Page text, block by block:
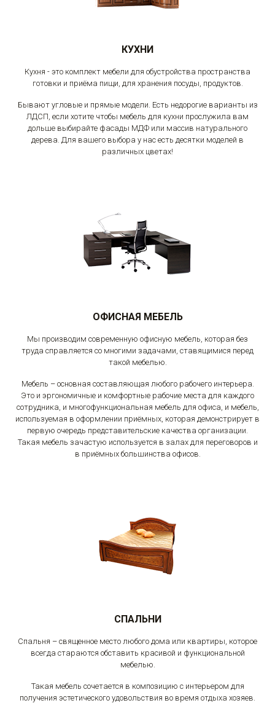
КУХНИ
Кухня - это комплект мебели для обустройства пространства
готовки и приёма пищи, для хранения посуды, продуктов.
Бывают угловые и прямые модели. Есть недорогие варианты из
ЛДСП, если хотите чтобы мебель для кухни прослужила вам
дольше выбирайте фасады МДФ или массив натурального
дерева. Для вашего выбора у нас есть десятки моделей в
различных цветах!
ОФИСНАЯ МЕБЕЛЬ
Мы производим современную офисную мебель, которая без
труда справляется со многими задачами, ставящимися перед
такой мебелью.
Мебель – основная составляющая любого рабочего интерьера.
Это и эргономичные и комфортные рабочие места для каждого
сотрудника, и многофункциональная мебель для офиса, и мебель,
используемая в оформлении приёмных, которая демонстрирует в
первую очередь представительские качества организации.
Такая мебель зачастую используется в залах для переговоров и
в приёмных большинства офисов.
СПАЛЬНИ
Спальня – священное место любого дома или квартиры, которое
всегда стараются обставить красивой и функциональной
мебелью.
Такая мебель сочетается в композицию с интерьером для
получения эстетического удовольствия во время отдыха хозяев.